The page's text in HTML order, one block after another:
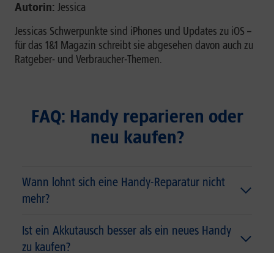
Autorin: Jessica
Jessicas Schwerpunkte sind iPhones und Updates zu iOS –
für das 1&1 Magazin schreibt sie abgesehen davon auch zu
Ratgeber- und Verbraucher-Themen.
FAQ: Handy reparieren oder
neu kaufen?
Wann lohnt sich eine Handy-Reparatur nicht
mehr?
Ist ein Akkutausch besser als ein neues Handy
zu kaufen?